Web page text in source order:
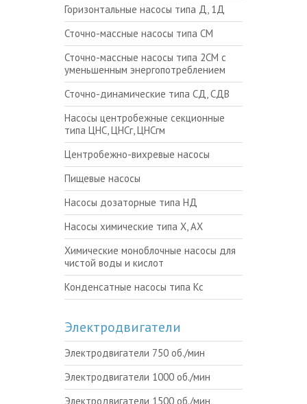
Горизонтальные насосы типа Д, 1Д
Сточно-массные насосы типа СМ
Сточно-массные насосы типа 2СМ с
уменьшенным энергопотреблением
Сточно-динамические типа СД, СДВ
Насосы центробежные секционные
типа ЦНС, ЦНСг, ЦНСгм
Центробежно-вихревые насосы
Пищевые насосы
Насосы дозаторные типа НД
Насосы химические типа Х, АХ
Химические моноблочные насосы для
чистой воды и кислот
Конденсатные насосы типа Кс
Электродвигатели
Электродвигатели 750 об./мин
Электродвигатели 1000 об./мин
Электродвигатели 1500 об./мин